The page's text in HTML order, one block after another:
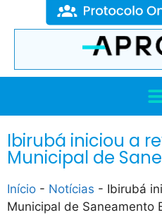
Ibirubá iniciou a
Municipal de
Início - Notícias - Ibirubá
Municipal de Saneamento